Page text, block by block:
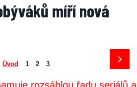
míří nová
Úvod 1 2 3